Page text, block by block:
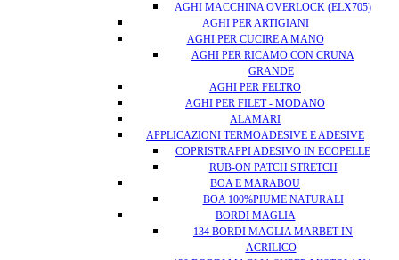
AGHI MACCHINA OVERLOCK (ELX705)
AGHI PER ARTIGIANI
AGHI PER CUCIRE A MANO
AGHI PER RICAMO CON CRUNA
GRANDE
AGHI PER FELTRO
AGHI PER FILET - MODANO
ALAMARI
APPLICAZIONI TERMOADESIVE E ADESIVE
COPRISTRAPPI ADESIVO IN ECOPELLE
RUB-ON PATCH STRETCH
BOA E MARABOU
BOA 100%PIUME NATURALI
BORDI MAGLIA
134 BORDI MAGLIA MARBET IN
ACRILICO